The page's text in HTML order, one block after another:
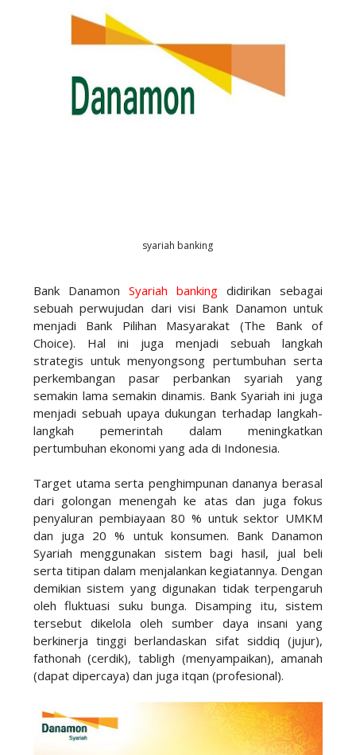
syariah banking
Bank Danamon Syariah banking didirikan sebagai
sebuah perwujudan dari visi Bank Danamon untuk
menjadi Bank Pilihan Masyarakat (The Bank of
Choice). Hal ini juga menjadi sebuah langkah
strategis untuk menyongsong pertumbuhan serta
perkembangan pasar perbankan syariah yang
semakin lama semakin dinamis. Bank Syariah ini juga
menjadi sebuah upaya dukungan terhadap langkah-
langkah pemerintah dalam meningkatkan
pertumbuhan ekonomi yang ada di Indonesia.
Target utama serta penghimpunan dananya berasal
dari golongan menengah ke atas dan juga fokus
penyaluran pembiayaan 80 % untuk sektor UMKM
dan juga 20 % untuk konsumen. Bank Danamon
Syariah menggunakan sistem bagi hasil, jual beli
serta titipan dalam menjalankan kegiatannya. Dengan
demikian sistem yang digunakan tidak terpengaruh
oleh fluktuasi suku bunga. Disamping itu, sistem
tersebut dikelola oleh sumber daya insani yang
berkinerja tinggi berlandaskan sifat siddiq (jujur),
fathonah (cerdik), tabligh (menyampaikan), amanah
(dapat dipercaya) dan juga itqan (profesional).